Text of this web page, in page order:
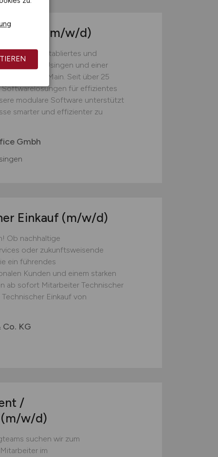
(m/w/d)
, sind ein etabliertes und
mit Sitz in Usingen und einer
am Main. Seit über 25
für effizientes
modulare Software unterstützt
smarter und effizienter zu
Gmbh
Einkauf (m/w/d)
Ob nachhaltige
oder zukunftsweisende
ein führendes
Kunden und einem starken
ab sofort Mitarbeiter Technischer
Einkauf von
KG
/
(m/w/d)
suchen wir zum
im